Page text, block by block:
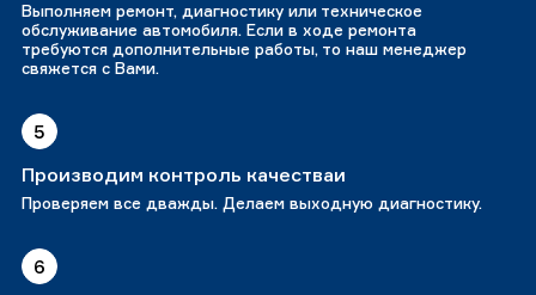
Выполняем ремонт, диагностику или техническое
обслуживание автомобиля. Если в ходе ремонта
требуются дополнительные работы, то наш менеджер
свяжется с Вами.
5
Производим контроль качестваи
Проверяем все дважды. Делаем выходную диагностику.
6